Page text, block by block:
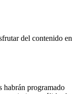
del contenido en
habrán programado